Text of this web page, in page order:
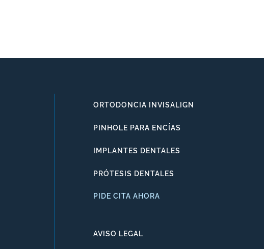
ORTODONCIA INVISALIGN
PINHOLE PARA ENCÍAS
IMPLANTES DENTALES
PRÓTESIS DENTALES
PIDE CITA AHORA
AVISO LEGAL